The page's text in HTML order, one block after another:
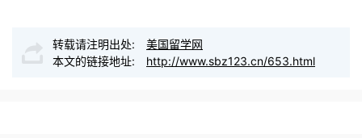
转载请注明出处:
美国留学网
本文的链接地址:
http://www.sbz123.cn/653.html